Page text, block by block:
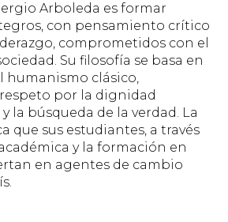
Arboleda es formar
con pensamiento crítico
comprometidos con el
Su filosofía se basa en
humanismo clásico,
por la dignidad
la búsqueda de la verdad. La
que sus estudiantes, a través
y la formación en
en agentes de cambio